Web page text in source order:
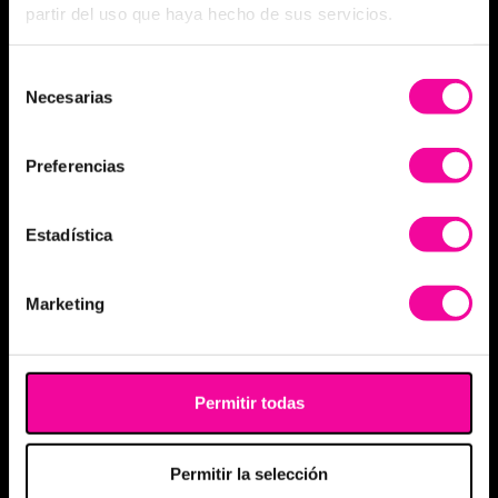
partir del uso que haya hecho de sus servicios.
Necesarias
Preferencias
Estadística
Marketing
Permitir todas
Permitir la selección